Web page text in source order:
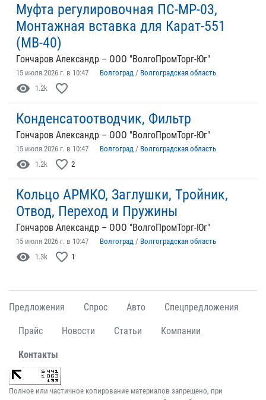
Муфта регулировочная ПС-МР-03,
Монтажная вставка для Карат-551
(МВ-40)
Гончаров Александр – ООО "ВолгоПромТорг-Юг"
15 июля 2026 г. в 10:47 Волгоград / Волгоградская область
visibility 1.2k favorite_border
Конденсатоотводчик, Фильтр
Гончаров Александр – ООО "ВолгоПромТорг-Юг"
15 июля 2026 г. в 10:47 Волгоград / Волгоградская область
visibility 1.2k favorite_border 2
Кольцо АРМКО, Заглушки, Тройник,
Отвод, Переход и Пружины
Гончаров Александр – ООО "ВолгоПромТорг-Юг"
15 июля 2026 г. в 10:47 Волгоград / Волгоградская область
visibility 1.3k favorite_border 1
Предложения Спрос Авто Спецпредложения
Прайс Новости Статьи Компании
Контакты
Полное или частичное копирование материалов запрещено, при